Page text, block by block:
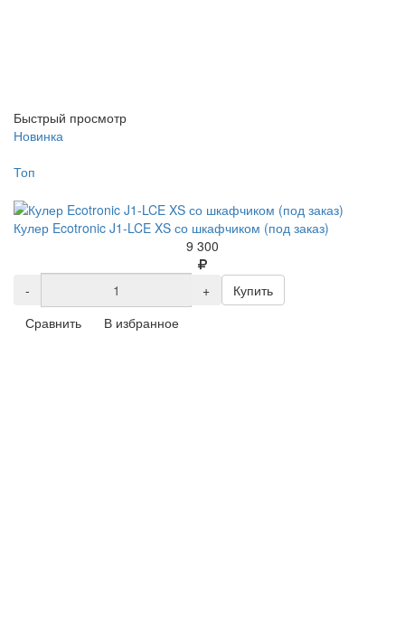
Быстрый просмотр
Новинка
Топ
Кулер Ecotronic J1-LCE XS со шкафчиком (под заказ)
9 300
- +
Купить
Сравнить
В избранное